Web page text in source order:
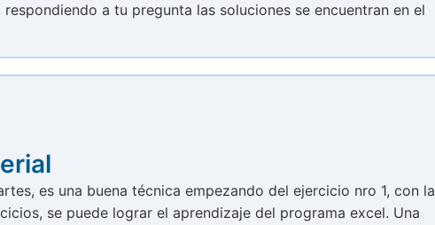
a tu pregunta las soluciones se encuentran en el
es una buena técnica empezando del ejercicio nro 1, con la
se puede lograr el aprendizaje del programa excel. Una